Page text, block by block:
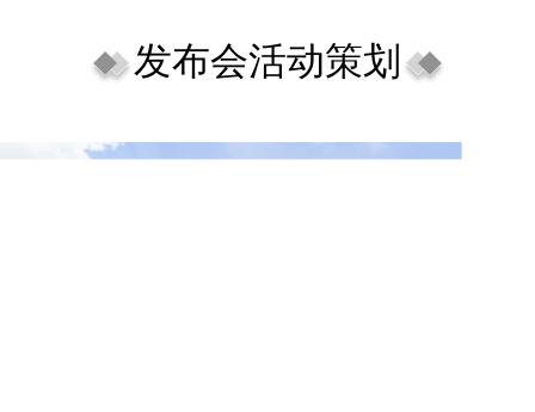
发布会活动策划